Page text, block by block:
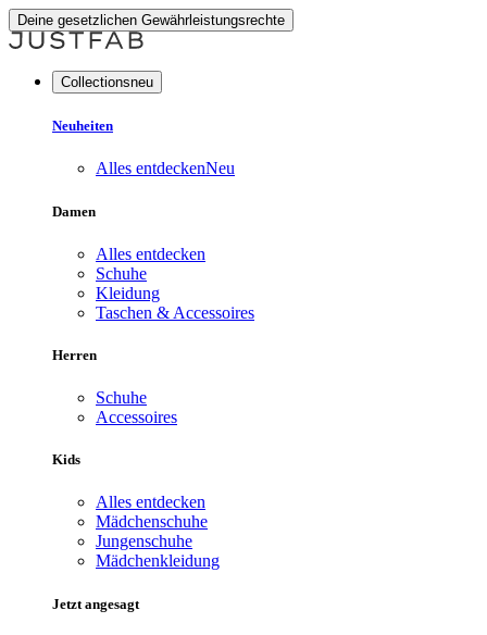
Deine gesetzlichen Gewährleistungsrechte
Collectionsneu
Neuheiten
Alles entdeckenNeu
Damen
Alles entdecken
Schuhe
Kleidung
Taschen & Accessoires
Herren
Schuhe
Accessoires
Kids
Alles entdecken
Mädchenschuhe
Jungenschuhe
Mädchenkleidung
Jetzt angesagt